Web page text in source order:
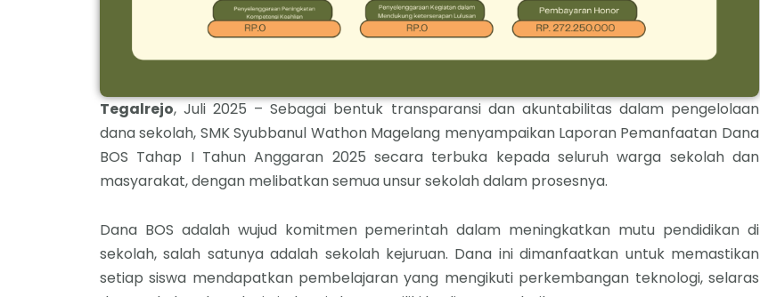
Tegalrejo, Juli 2025 – Sebagai bentuk transparansi dan akuntabilitas dalam pengelolaan
dana sekolah, SMK Syubbanul Wathon Magelang menyampaikan Laporan Pemanfaatan Dana
BOS Tahap I Tahun Anggaran 2025 secara terbuka kepada seluruh warga sekolah dan
masyarakat, dengan melibatkan semua unsur sekolah dalam prosesnya.
Dana BOS adalah wujud komitmen pemerintah dalam meningkatkan mutu pendidikan di
sekolah, salah satunya adalah sekolah kejuruan. Dana ini dimanfaatkan untuk memastikan
setiap siswa mendapatkan pembelajaran yang mengikuti perkembangan teknologi, selaras